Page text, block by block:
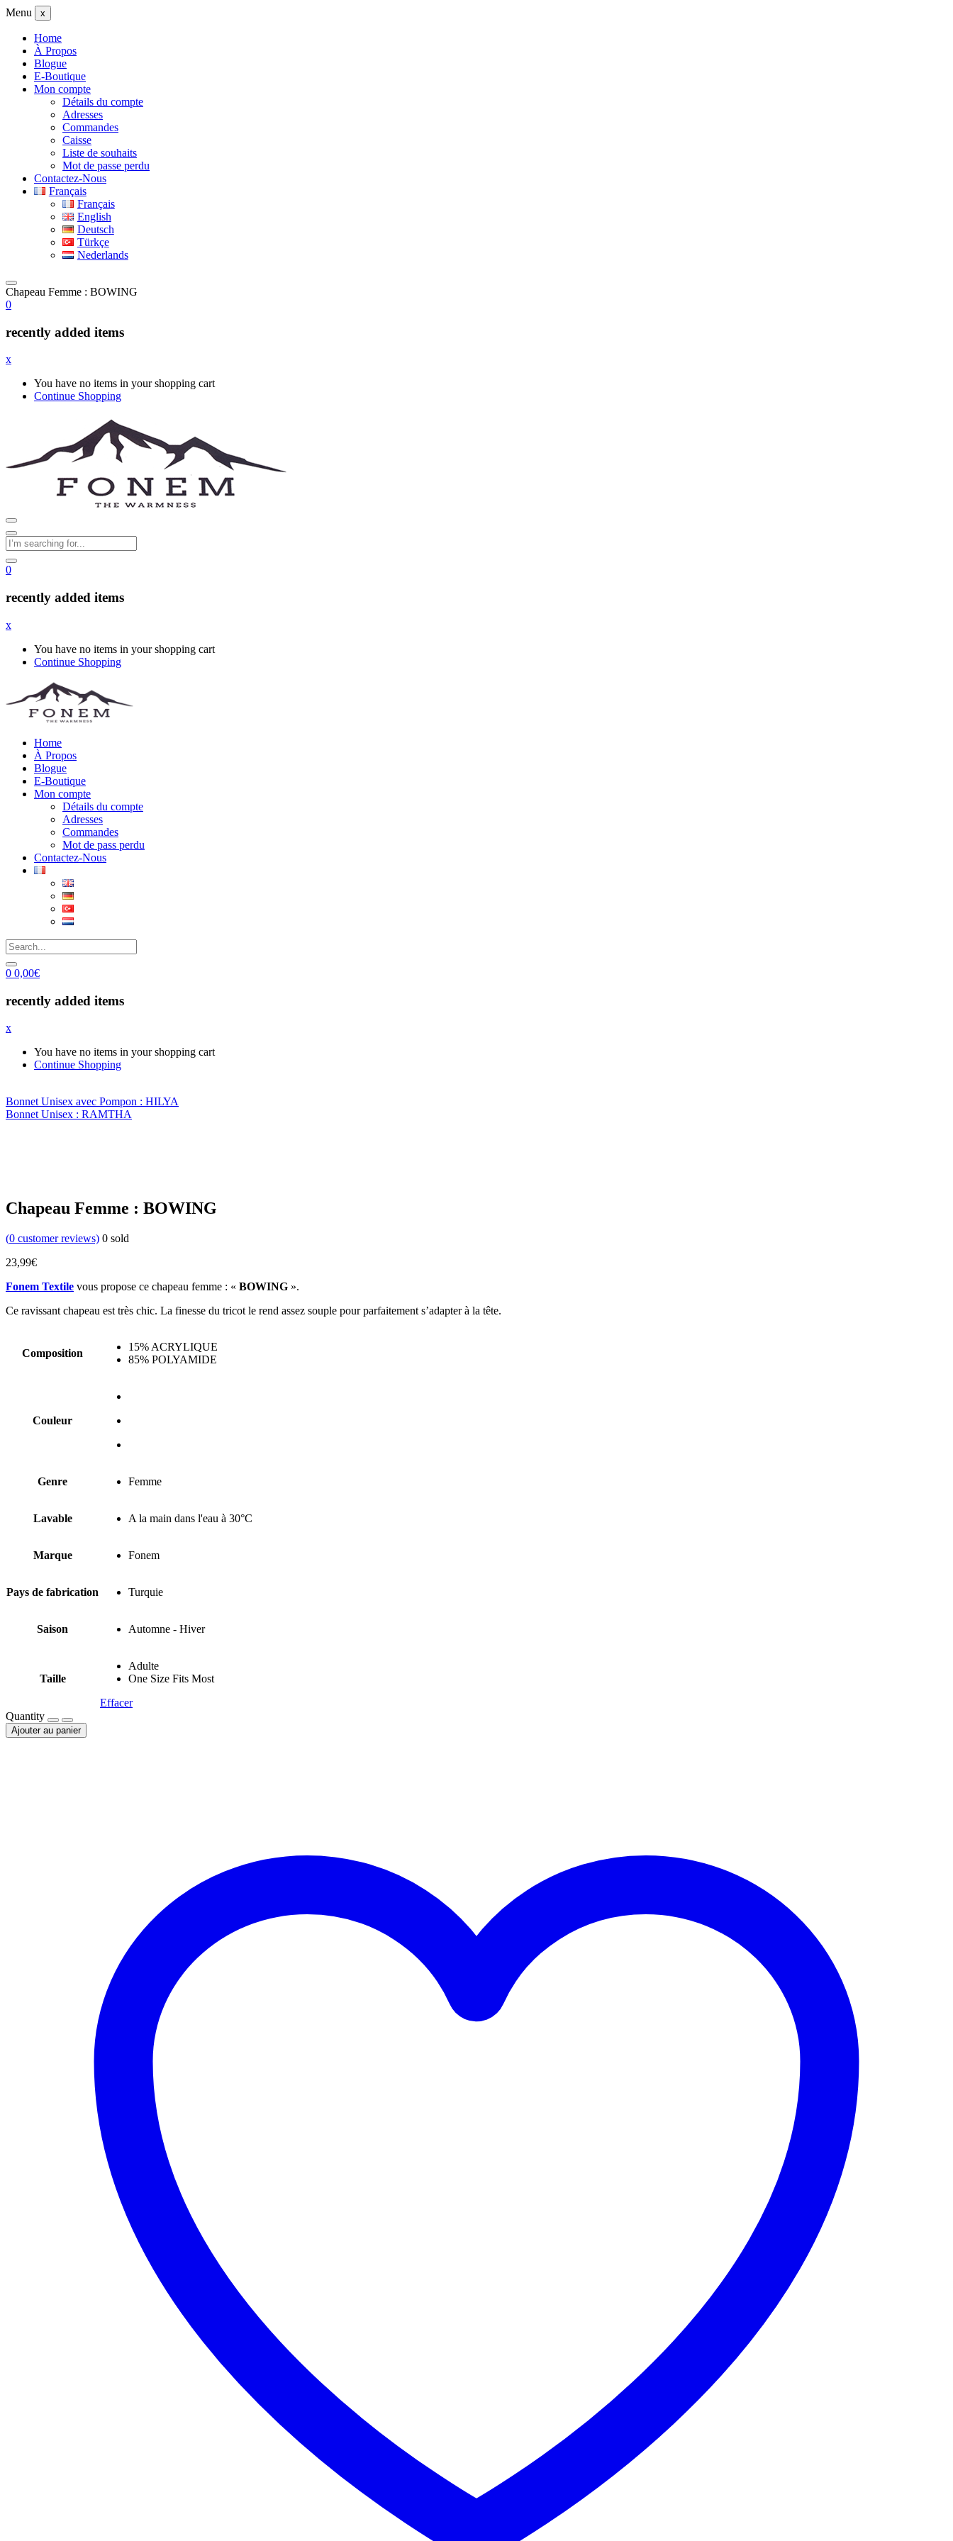
Menu x
Home
À Propos
Blogue
E-Boutique
Mon compte
Détails du compte
Adresses
Commandes
Caisse
Liste de souhaits
Mot de passe perdu
Contactez-Nous
Français
Français
English
Deutsch
Türkçe
Nederlands
Chapeau Femme : BOWING
0
recently added items
x
You have no items in your shopping cart
Continue Shopping
0
recently added items
x
You have no items in your shopping cart
Continue Shopping
Home
À Propos
Blogue
E-Boutique
Mon compte
Détails du compte
Adresses
Commandes
Mot de pass perdu
Contactez-Nous
0 0,00€
recently added items
x
You have no items in your shopping cart
Continue Shopping
Bonnet Unisex avec Pompon : HILYA
Bonnet Unisex : RAMTHA
Chapeau Femme : BOWING
(0 customer reviews) 0 sold
23,99€
Fonem Textile vous propose ce chapeau femme : « BOWING ».
Ce ravissant chapeau est très chic. La finesse du tricot le rend assez souple pour parfaitement s’adapter à la tête.
Composition
15% ACRYLIQUE
85% POLYAMIDE
Couleur
Genre Femme
Lavable A la main dans l'eau à 30°C
Marque Fonem
Pays de fabrication Turquie
Saison Automne - Hiver
Taille
Adulte
One Size Fits Most
Effacer
Quantity
Ajouter au panier